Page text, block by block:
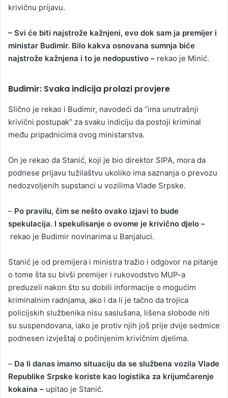
krivičnu prijavu.
– Svi će biti najstrože kažnjeni, evo dok sam ja premijer i
ministar Budimir. Bilo kakva osnovana sumnja biće
najstrože kažnjena i to je nedopustivo – rekao je Minić.
Budimir: Svaka indicija prolazi provjere
Slično je rekao i Budimir, navodeći da “ima unutrašnji
krivični postupak” za svaku indiciju da postoji kriminal
među pripadnicima ovog ministarstva.
On je rekao da Stanić, koji je bio direktor SIPA, mora da
podnese prijavu tužilaštvu ukoliko ima saznanja o prevozu
nedozvoljenih supstanci u vozilima Vlade Srpske.
– Po pravilu, čim se nešto ovako izjavi to bude
spekulacija. I spekulisanje o ovome je krivično djelo –
rekao je Budimir novinarima u Banjaluci.
Stanić je od premijera i ministra tražio i odgovor na pitanje
o tome šta su bivši premijer i rukovodstvo MUP-a
preduzeli nakon što su dobili informacije o mogućim
kriminalnim radnjama, ako i da li je tačno da trojica
policijskih službenika nisu saslušana, lišena slobode niti
su suspendovana, iako je protiv njih još prije dvije sedmice
podnesen izvještaj o počinjenim krivičnim djelima.
– Da li danas imamo situaciju da se službena vozila Vlade
Republike Srpske koriste kao logistika za krijumčarenje
kokaina – upitao je Stanić.